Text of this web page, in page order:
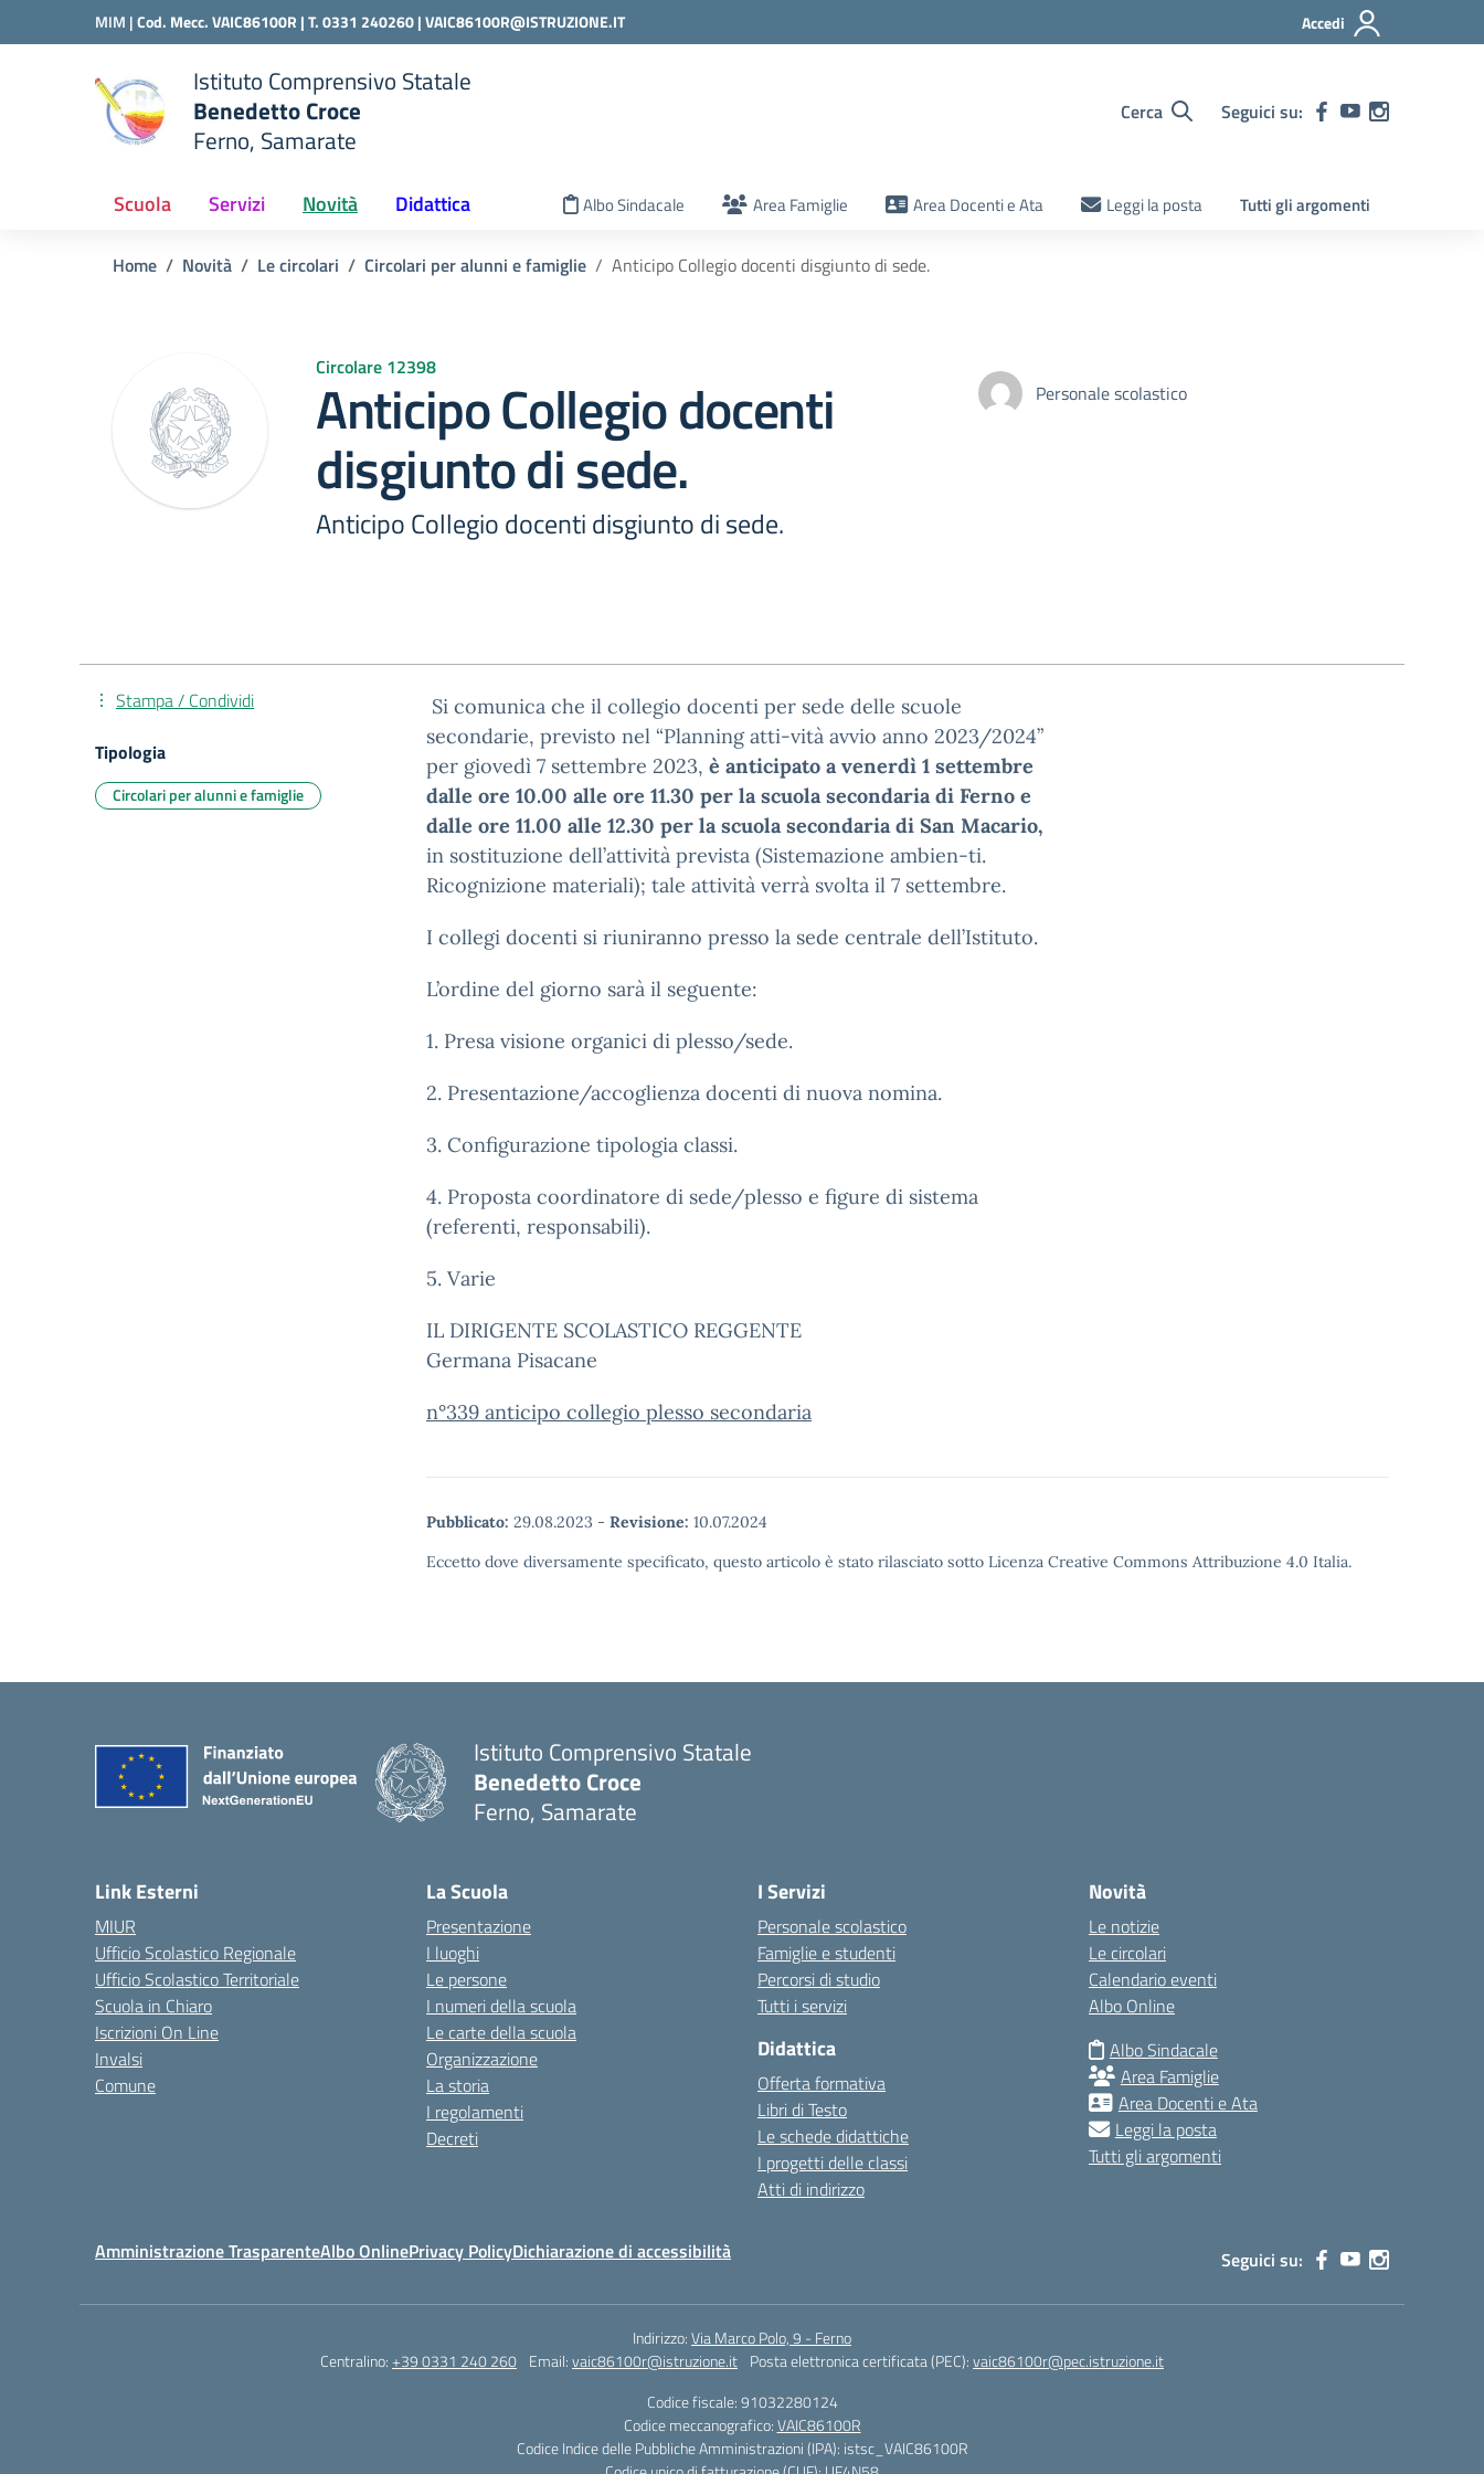
Vai ai contenuti
Vai al menu di navigazione
MIM |Cod. Mecc. VAIC86100R | T. 0331 240260 |VAIC86100R@ISTRUZIONE.IT Accedi
scuola
Istituto Comprensivo Statale
Benedetto Croce
Ferno, Samarate
Cerca Seguici su:
Scuola Servizi Novità Didattica Albo Sindacale Area Famiglie Area Docenti e Ata Leggi la posta Tutti gli argomenti
Home Novità Le circolari Circolari per alunni e famiglie Anticipo Collegio docenti disgiunto di sede.
Circolare 12398
Anticipo Collegio docenti
disgiunto di sede.
Anticipo Collegio docenti disgiunto di sede.
Personale scolastico
Si comunica che il collegio docenti per sede delle scuole
secondarie, previsto nel “Planning atti-vità avvio anno 2023/2024”
per giovedì 7 settembre 2023, è anticipato a venerdì 1 settembre
dalle ore 10.00 alle ore 11.30 per la scuola secondaria di Ferno e
dalle ore 11.00 alle 12.30 per la scuola secondaria di San Macario,
in sostituzione dell’attività prevista (Sistemazione ambien-ti.
Ricognizione materiali); tale attività verrà svolta il 7 settembre.
I collegi docenti si riuniranno presso la sede centrale dell’Istituto.
L’ordine del giorno sarà il seguente:
1. Presa visione organici di plesso/sede.
2. Presentazione/accoglienza docenti di nuova nomina.
3. Configurazione tipologia classi.
4. Proposta coordinatore di sede/plesso e figure di sistema
(referenti, responsabili).
5. Varie
IL DIRIGENTE SCOLASTICO REGGENTE
Germana Pisacane
n°339 anticipo collegio plesso secondaria
Pubblicato: 29.08.2023 - Revisione: 10.07.2024
Eccetto dove diversamente specificato, questo articolo è stato rilasciato sotto Licenza Creative Commons Attribuzione 4.0 Italia.
Stampa / Condividi
Tipologia
Circolari per alunni e famiglie
Istituto Comprensivo Statale
Benedetto Croce
Ferno, Samarate
Link Esterni
MIUR
Ufficio Scolastico Regionale
Ufficio Scolastico Territoriale
Scuola in Chiaro
Iscrizioni On Line
Invalsi
Comune
La Scuola
Presentazione
I luoghi
Le persone
I numeri della scuola
Le carte della scuola
Organizzazione
La storia
I regolamenti
Decreti
I Servizi
Personale scolastico
Famiglie e studenti
Percorsi di studio
Tutti i servizi
Didattica
Offerta formativa
Libri di Testo
Le schede didattiche
I progetti delle classi
Atti di indirizzo
Novità
Le notizie
Le circolari
Calendario eventi
Albo Online
Albo Sindacale
Area Famiglie
Area Docenti e Ata
Leggi la posta
Tutti gli argomenti
Amministrazione TrasparenteAlbo OnlinePrivacy PolicyDichiarazione di accessibilità Seguici su:
Indirizzo:Via Marco Polo, 9 - Ferno
Centralino:+39 0331 240 260 Email:vaic86100r@istruzione.it Posta elettronica certificata (PEC):vaic86100r@pec.istruzione.it
Codice fiscale: 91032280124
Codice meccanografico:VAIC86100R
Codice Indice delle Pubbliche Amministrazioni (IPA): istsc_VAIC86100R